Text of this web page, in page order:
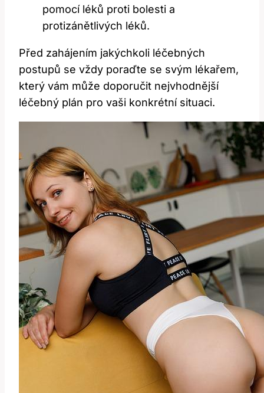
pomocí léků proti bolesti a
protizánětlivých léků.
Před zahájením jakýchkoli léčebných
postupů se vždy poraďte se svým lékařem,
který vám může doporučit nejvhodnější
léčebný plán pro vaši konkrétní situaci.